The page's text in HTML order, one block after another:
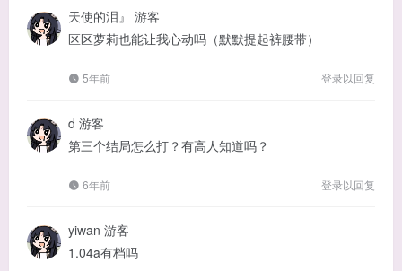
天使的泪』 游客
区区萝莉也能让我心动吗（默默提起裤腰带）
5年前 登录以回复
d 游客
第三个结局怎么打？有高人知道吗？
6年前 登录以回复
yiwan 游客
1.04a有档吗